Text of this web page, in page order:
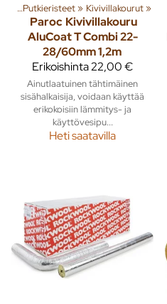
‪» Putkieristeet‪» Kivivillakourut‪»
Paroc Kivivillakouru
AluCoat T Combi 22-
28/60mm 1,2m
Erikoishinta22,00 €
Ainutlaatuinen tähtimäinen
sisähalkaisija, voidaan käyttää
erikokoisiin lämmitys- ja
käyttövesipu...
Heti saatavilla
ja tuotteita‪» Rakenna‪»Käyttövesi